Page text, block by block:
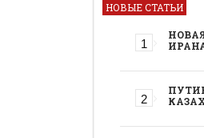
НОВЫЕ СТАТЬИ